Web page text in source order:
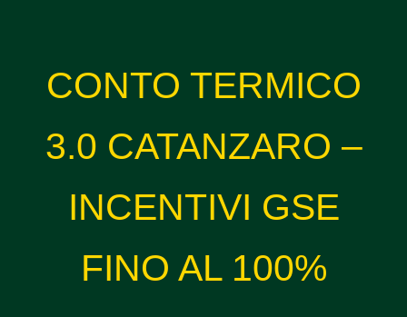
CONTO TERMICO
3.0 CATANZARO –
INCENTIVI GSE
FINO AL 100%